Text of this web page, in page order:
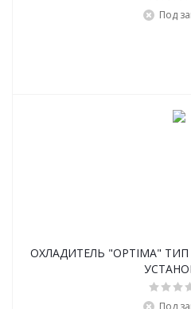
Под
ОХЛАДИТЕЛЬ "OPTIMA"
Под